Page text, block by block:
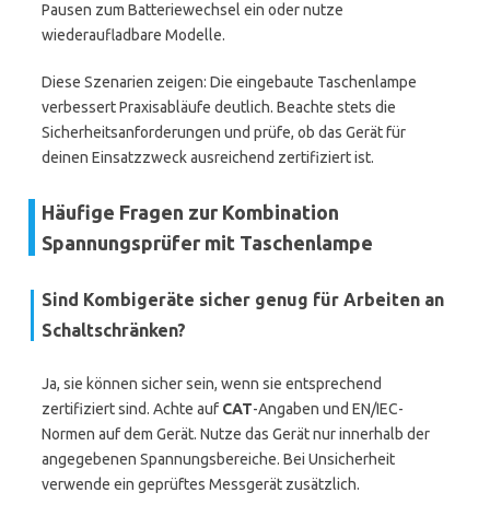
Pausen zum Batteriewechsel ein oder nutze
wiederaufladbare Modelle.
Diese Szenarien zeigen: Die eingebaute Taschenlampe
verbessert Praxisabläufe deutlich. Beachte stets die
Sicherheitsanforderungen und prüfe, ob das Gerät für
deinen Einsatzzweck ausreichend zertifiziert ist.
Häufige Fragen zur Kombination
Spannungsprüfer mit Taschenlampe
Sind Kombigeräte sicher genug für Arbeiten an
Schaltschränken?
Ja, sie können sicher sein, wenn sie entsprechend
zertifiziert sind. Achte auf CAT-Angaben und EN/IEC-
Normen auf dem Gerät. Nutze das Gerät nur innerhalb der
angegebenen Spannungsbereiche. Bei Unsicherheit
verwende ein geprüftes Messgerät zusätzlich.